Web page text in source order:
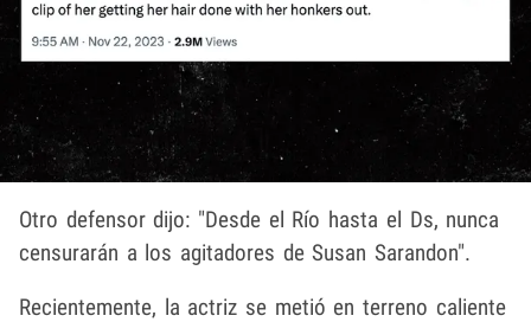
Otro defensor dijo: "Desde el Río hasta el Ds, nunca
censurarán a los agitadores de Susan Sarandon".
Recientemente, la actriz se metió en terreno caliente